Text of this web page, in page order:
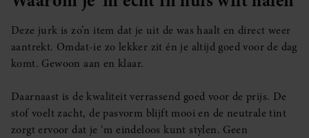
Deze jurk is zo’n item dat je uit de was haalt en direct weer
aantrekt. Omdat-ie zo lekker zit én je altijd goed voor de dag
komt. Gewoon aan en klaar.
Daarnaast is de kwaliteit verrassend goed voor de prijs. De
stof voelt zacht, de pasvorm blijft mooi en de neutrale tint
zorgt ervoor dat je ‘m eindeloos kunt stylen. Geen